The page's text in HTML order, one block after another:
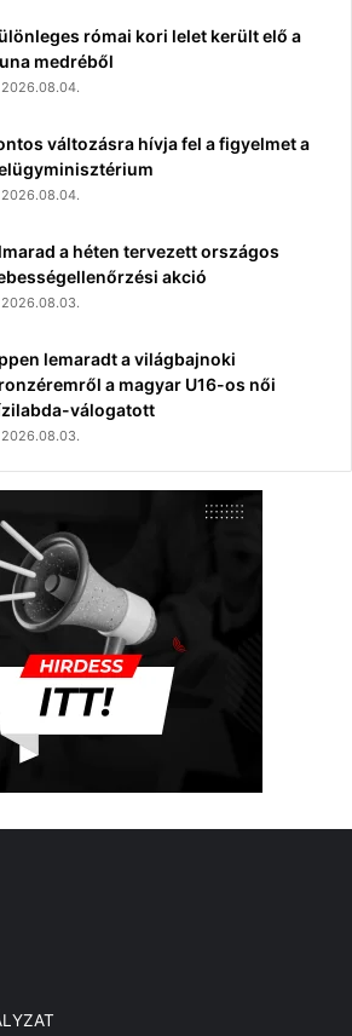
római kori lelet került elő a
medréből
2026.08.04.
változásra hívja fel a figyelmet a
2026.08.04.
a héten tervezett országos
akció
2026.08.03.
lemaradt a világbajnoki
a magyar U16-os női
válogatott
2026.08.03.